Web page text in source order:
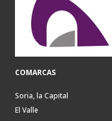
COMARCAS
Soria, la Capital
El Valle